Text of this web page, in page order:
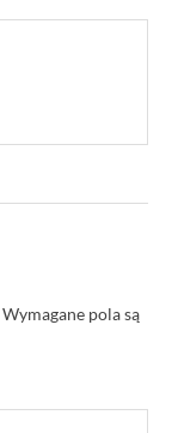
Wymagane pola są